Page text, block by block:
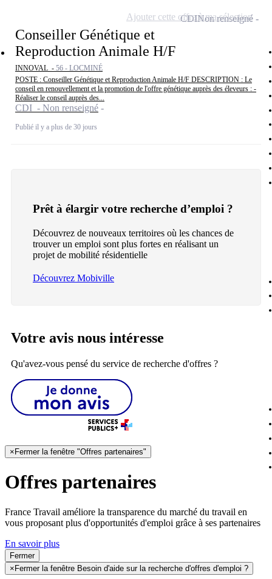
Conseiller Génétique et
Reproduction Animale H/F
INNOVAL - 56 - LOCMINÉ
POSTE : Conseiller Génétique et Reproduction Animale H/F DESCRIPTION : Le
conseil en renouvellement et la promotion de l'offre génétique auprès des éleveurs : -
Réaliser le conseil auprès des...
CDI - Non renseigné
Publié il y a plus de 30 jours
CDINon renseigné
Ajouter cette offre à ma sélection
Prêt à élargir votre recherche d’emploi ?
Découvrez de nouveaux territoires où les chances de
trouver un emploi sont plus fortes en réalisant un
projet de mobilité résidentielle
Découvrez Mobiville
Votre avis nous intéresse
Qu'avez-vous pensé du service de recherche d'offres ?
× Fermer la fenêtre "Offres partenaires"
Offres partenaires
France Travail améliore la transparence du marché du travail en
vous proposant plus d'opportunités d'emploi grâce à ses partenaires
En savoir plus
Fermer
× Fermer la fenêtre Besoin d'aide sur la recherche d'offres d'emploi ?